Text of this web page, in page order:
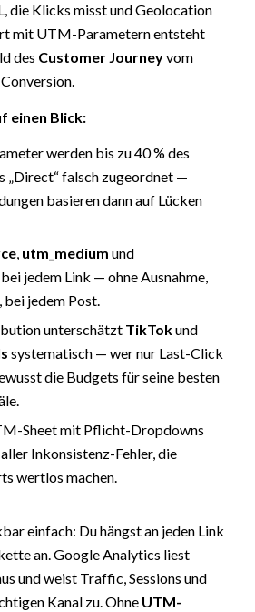
die Klicks misst und Geolocation
mit UTM-Parametern entsteht
des Customer Journeyvom
einen Blick:
werden bis zu 40 % des
„Direct“ falsch zugeordnet —
basieren dann auf Lücken
, utm_medium und
bei jedem Link — ohne Ausnahme,
bei jedem Post.
unterschätzt TikTokund
systematisch — wer nur Last-Click
die Budgets für seine besten
Sheet mit Pflicht-Dropdowns
Inkonsistenz-Fehler, die
wertlos machen.
einfach: Du hängst an jeden Link
an. Google Analytics liest
und weist Traffic, Sessions und
Kanal zu. Ohne UTM-